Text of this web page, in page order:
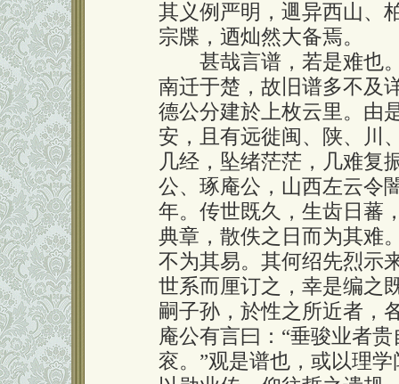
其义例严明，逥异西山、
宗牒，迺灿然大备焉。
甚哉言谱，若是难也。
南迁于楚，故旧谱多不及
德公分建於上枚云里。由
安，且有远徙闽、陕、川
几经，坠绪茫茫，几难复
公、琢庵公，山西左云令
年。传世既久，生齿日蕃
典章，散佚之日而为其难
不为其易。其何绍先烈示
世系而厘订之，幸是编之
嗣子孙，於性之所近者，
庵公有言曰：“垂骏业者
衮。”观是谱也，或以理